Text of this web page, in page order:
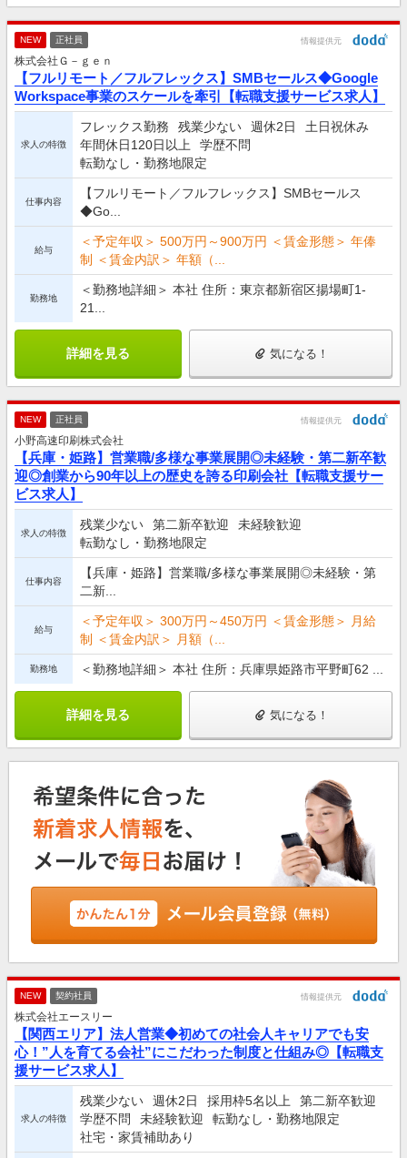
NEW 正社員 情報提供元
株式会社Ｇ－ｇｅｎ
【フルリモート／フルフレックス】SMBセールス◆Google
Workspace事業のスケールを牽引【転職支援サービス求人】
求人の特徴
フレックス勤務 残業少ない 週休2日
土日祝休み
年間休日120日以上
学歴不問
転勤なし・勤務地限定
仕事内容
【フルリモート／フルフレックス】SMBセールス
◆Go...
給与
＜予定年収＞ 500万円～900万円 ＜賃金形態＞ 年俸
制 ＜賃金内訳＞ 年額（...
勤務地
＜勤務地詳細＞ 本社 住所：東京都新宿区揚場町1-
21...
詳細を見る 気になる！
NEW 正社員 情報提供元
小野高速印刷株式会社
【兵庫・姫路】営業職/多様な事業展開◎未経験・第二新卒歓
迎◎創業から90年以上の歴史を誇る印刷会社【転職支援サー
ビス求人】
求人の特徴
残業少ない 第二新卒歓迎
未経験歓迎
転勤なし・勤務地限定
仕事内容
【兵庫・姫路】営業職/多様な事業展開◎未経験・第
二新...
給与
＜予定年収＞ 300万円～450万円 ＜賃金形態＞ 月給
制 ＜賃金内訳＞ 月額（...
勤務地 ＜勤務地詳細＞ 本社 住所：兵庫県姫路市平野町62 ...
詳細を見る 気になる！
NEW 契約社員 情報提供元
株式会社エースリー
【関西エリア】法人営業◆初めての社会人キャリアでも安
心！”人を育てる会社”にこだわった制度と仕組み◎【転職支
援サービス求人】
求人の特徴
残業少ない 週休2日 採用枠5名以上
第二新卒歓迎
学歴不問
未経験歓迎
転勤なし・勤務地限定
社宅・家賃補助あり